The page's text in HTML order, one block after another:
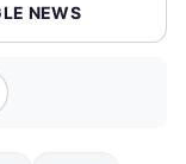
NEWS